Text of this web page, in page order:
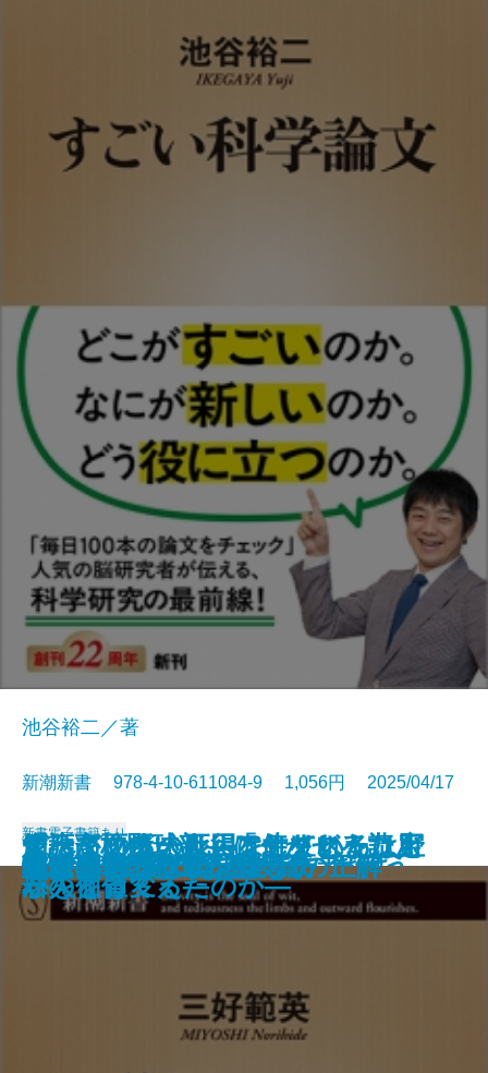
猫のいる人生
すべての人の死因は生まれたこと
である
本とは何か
長期政権の条件
運命まかせ
知性の復権─「真の保守」を問う─
「話が面白い人」は何をどう読ん
でいるのか
奇跡の母親脳
患者と目を合わせない医者たち
すごい科学論文
池谷裕二／著
新潮新書 978-4-10-611084-9 1,056円 2025/04/17
新書電子書籍あり
移民リスク
プロパガンダの見抜き方
狂った世界
転売ヤー 闇の経済学
年1時間で億になる投資の正解
住職はシングルファザー
データ・ボール―アナリストは野
球をどう変えたのか―
脱炭素化は地球を救うか
慶應高校野球部―「まかせる力」
が人を育てる―
知っている人は得をしている 宝
石の価値